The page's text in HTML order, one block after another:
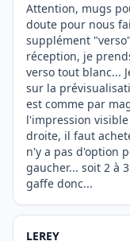
Attention, mugs
doute pour nous
supplément
réception, je
verso tout blanc...
sur la
est comme par
l'impression
droite, il faut
n'y a pas d'option
gaucher... soit 2 à
gaffe donc...
LEREY